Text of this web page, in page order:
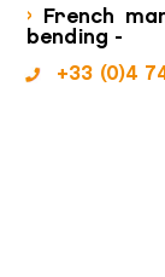
› French
bending -
+33 (0)4